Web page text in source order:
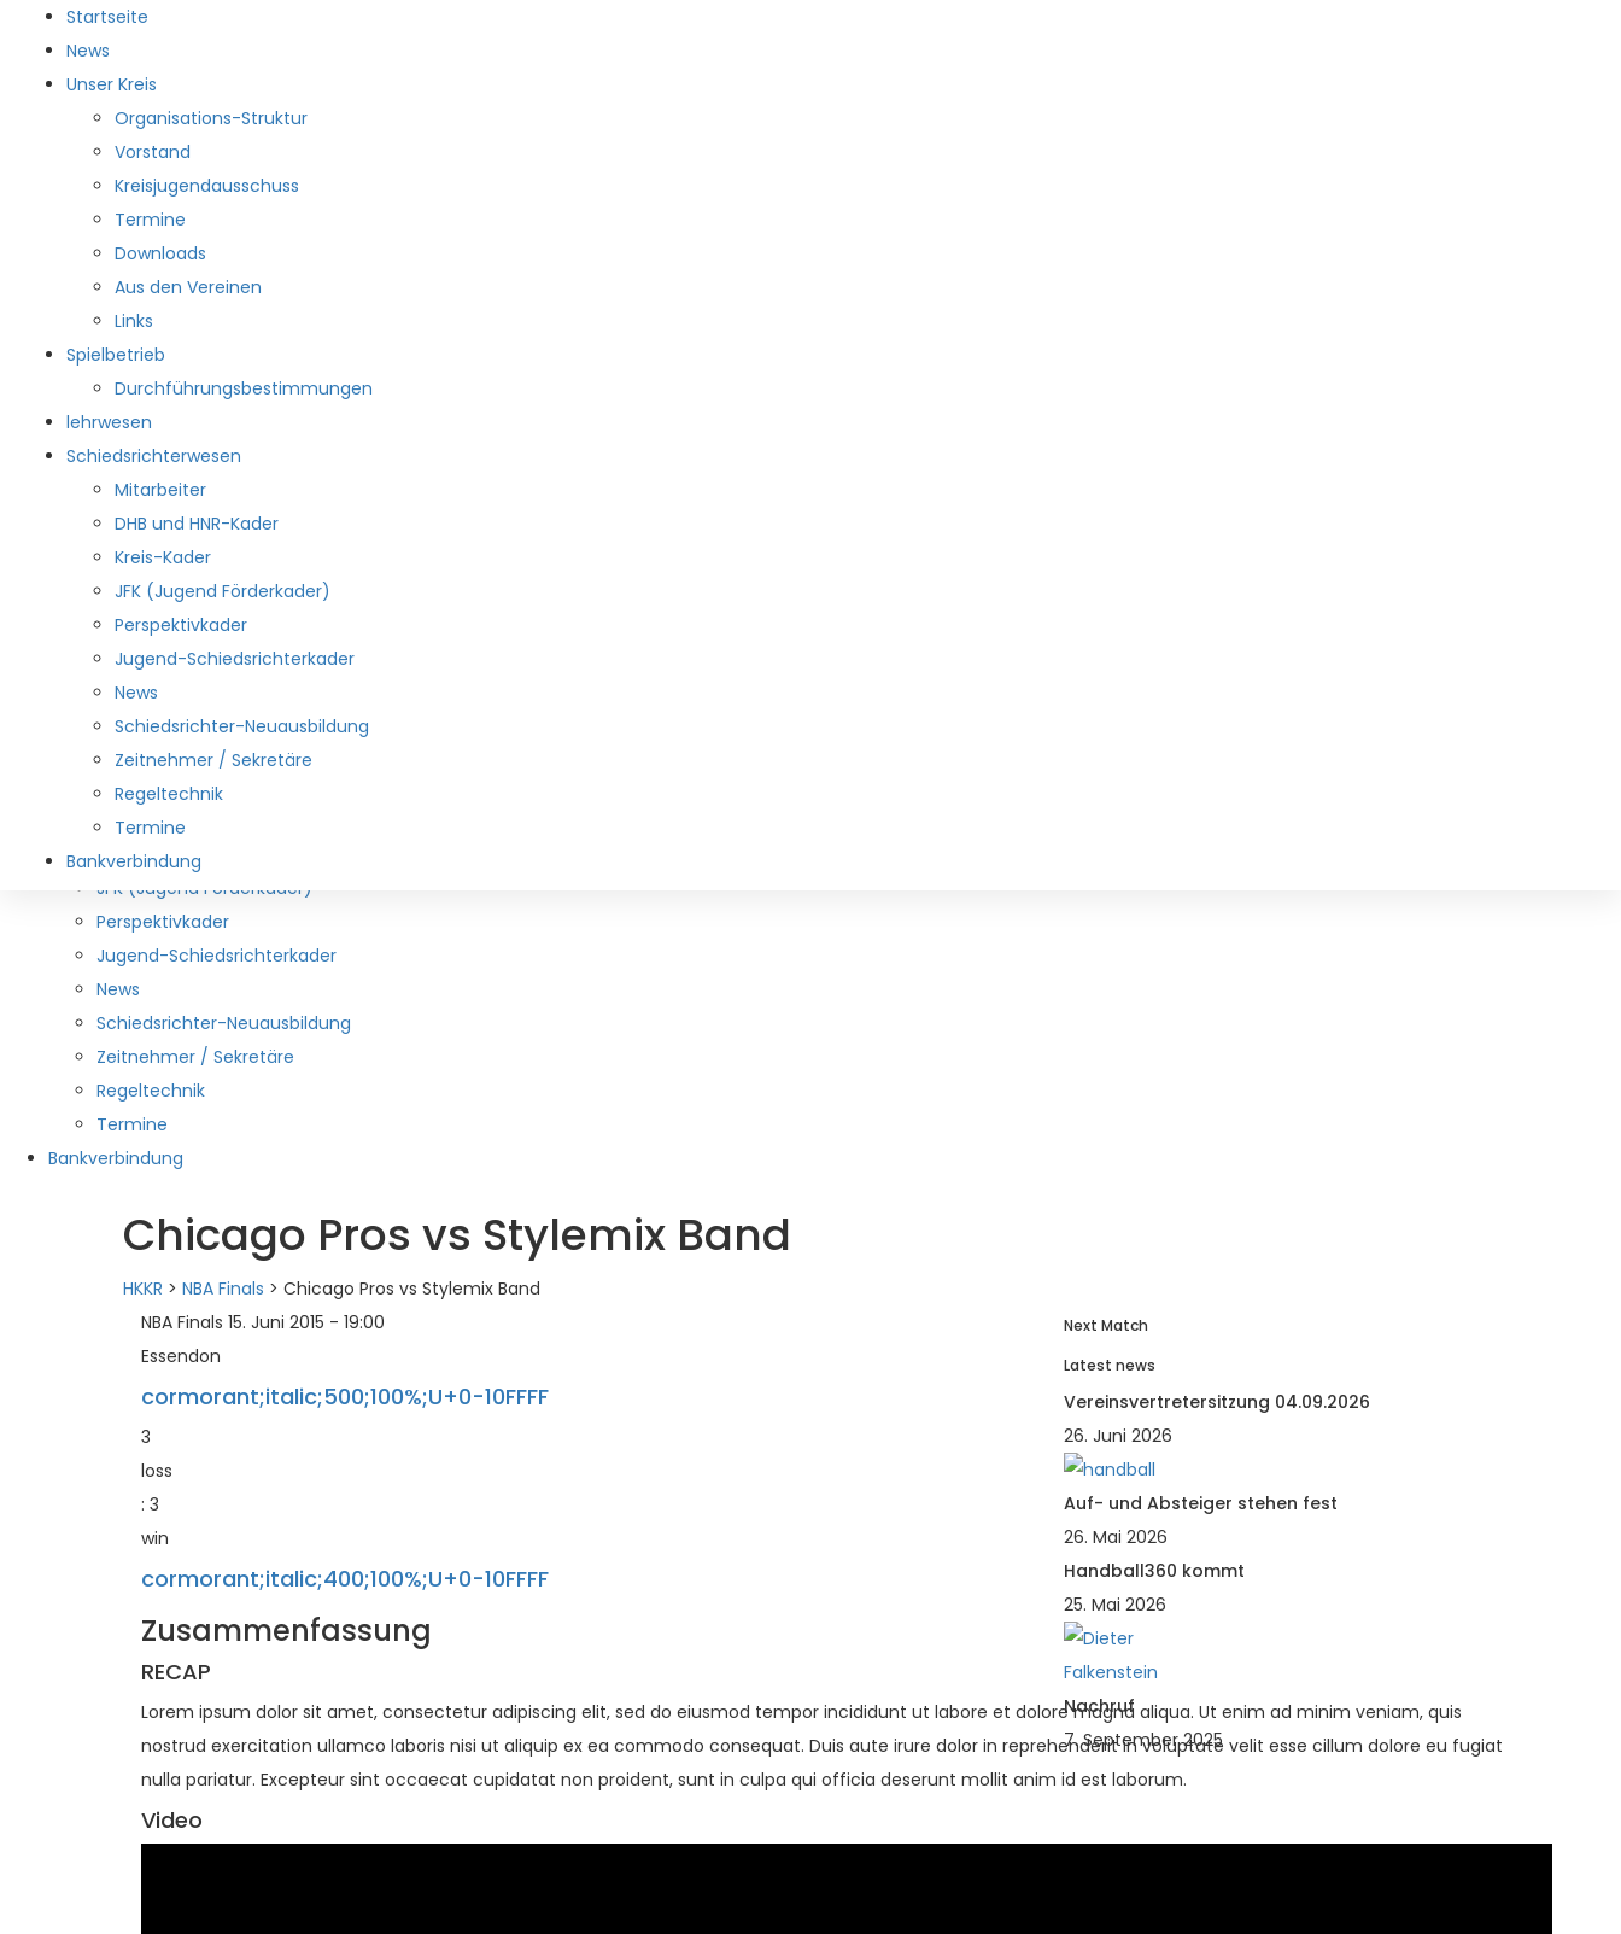
Startseite
News
Unser Kreis
Organisations-Struktur
Vorstand
Kreisjugendausschuss
Termine
Downloads
Aus den Vereinen
Links
Spielbetrieb
Durchführungsbestimmungen
lehrwesen
Schiedsrichterwesen
Mitarbeiter
DHB und HNR-Kader
Kreis-Kader
JFK (Jugend Förderkader)
Perspektivkader
Jugend-Schiedsrichterkader
News
Schiedsrichter-Neuausbildung
Zeitnehmer / Sekretäre
Regeltechnik
Termine
Bankverbindung
HKKR
Startseite
News
Unser Kreis
Organisations-Struktur
Vorstand
Kreisjugendausschuss
Termine
Downloads
Aus den Vereinen
Links
Spielbetrieb
Durchführungsbestimmungen
lehrwesen
Schiedsrichterwesen
Mitarbeiter
DHB und HNR-Kader
Kreis-Kader
JFK (Jugend Förderkader)
Perspektivkader
Jugend-Schiedsrichterkader
News
Schiedsrichter-Neuausbildung
Zeitnehmer / Sekretäre
Regeltechnik
Termine
Bankverbindung
Chicago Pros vs Stylemix Band
HKKR > NBA Finals > Chicago Pros vs Stylemix Band
NBA Finals 15. Juni 2015 - 19:00
Essendon
cormorant;italic;500;100%;U+0-10FFFF
3
loss
: 3
win
cormorant;italic;400;100%;U+0-10FFFF
Zusammenfassung
RECAP
Lorem ipsum dolor sit amet, consectetur adipiscing elit, sed do eiusmod tempor incididunt ut labore et dolore magna aliqua. Ut enim ad minim veniam, quis
nostrud exercitation ullamco laboris nisi ut aliquip ex ea commodo consequat. Duis aute irure dolor in reprehenderit in voluptate velit esse cillum dolore eu fugiat
nulla pariatur. Excepteur sint occaecat cupidatat non proident, sunt in culpa qui officia deserunt mollit anim id est laborum.
Video
Next Match
Latest news
Vereinsvertretersitzung 04.09.2026
26. Juni 2026
Auf- und Absteiger stehen fest
26. Mai 2026
Handball360 kommt
25. Mai 2026
Nachruf
7. September 2025